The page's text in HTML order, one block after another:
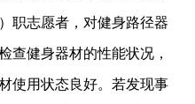
职志愿者，对健身路径器
查健身器材的性能状况，
使用状态良好。若发现事